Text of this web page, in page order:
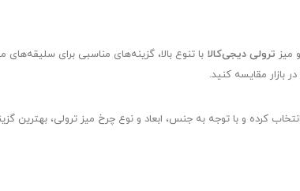
میز ترولی دیجی‌کالا با تنوع بالا، گزینه‌های مناسبی برای سلیقه‌های
بازار مقایسه کنید.
کرده و با توجه به جنس، ابعاد و نوع چرخ میز ترولی، بهترین